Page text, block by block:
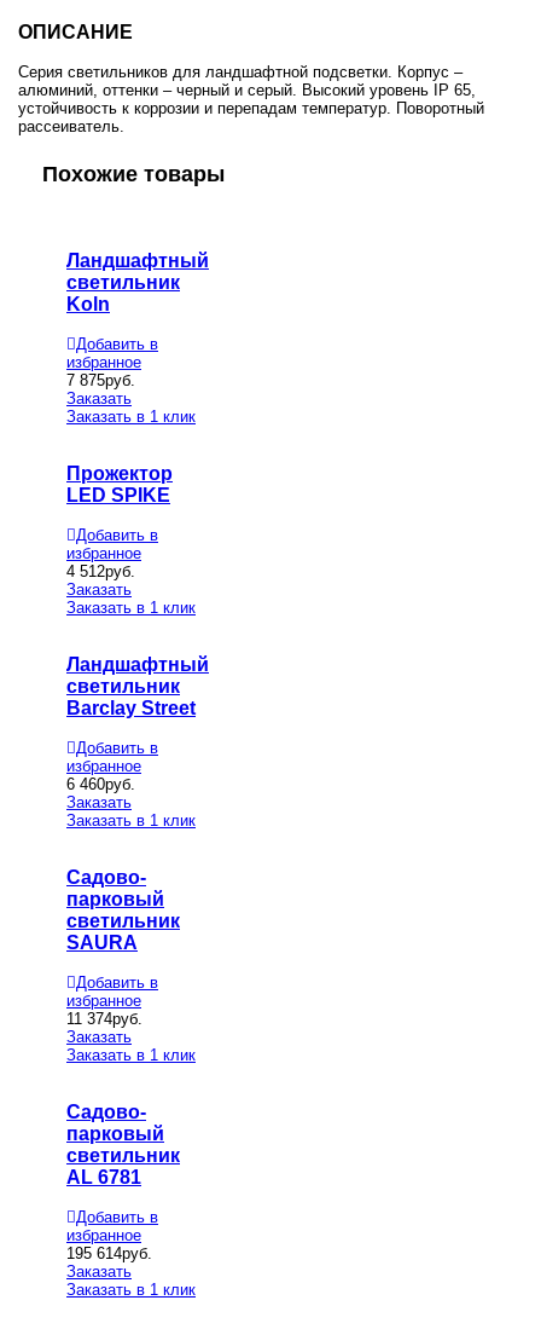
ОПИСАНИЕ
Серия светильников для ландшафтной подсветки. Корпус –
алюминий, оттенки – черный и серый. Высокий уровень IP 65,
устойчивость к коррозии и перепадам температур. Поворотный
рассеиватель.
Похожие товары
Ландшафтный
светильник
Koln
Добавить в
избранное
7 875руб.
Заказать
Заказать в 1 клик
Прожектор
LED SPIKE
Добавить в
избранное
4 512руб.
Заказать
Заказать в 1 клик
Ландшафтный
светильник
Barclay Street
Добавить в
избранное
6 460руб.
Заказать
Заказать в 1 клик
Садово-
парковый
светильник
SAURA
Добавить в
избранное
11 374руб.
Заказать
Заказать в 1 клик
Садово-
парковый
светильник
AL 6781
Добавить в
избранное
195 614руб.
Заказать
Заказать в 1 клик